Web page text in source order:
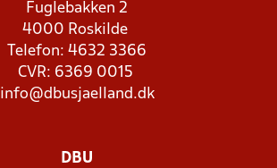
Fuglebakken 2
4000 Roskilde
Telefon: 4632 3366
CVR: 6369 0015
info@dbusjaelland.dk
DBU